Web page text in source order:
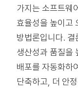
가지는 소프트웨
효율성을 높이고
방법론입니다. 결
생산성과 품질을
배포를 자동화하
단축하고, 더 안